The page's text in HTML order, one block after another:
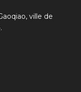
ville de